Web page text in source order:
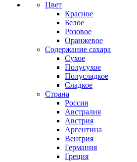
Цвет
Красное
Белое
Розовое
Оранжевое
Содержание сахара
Сухое
Полусухое
Полусладкое
Сладкое
Страна
Россия
Австралия
Австрия
Аргентина
Венгрия
Германия
Греция